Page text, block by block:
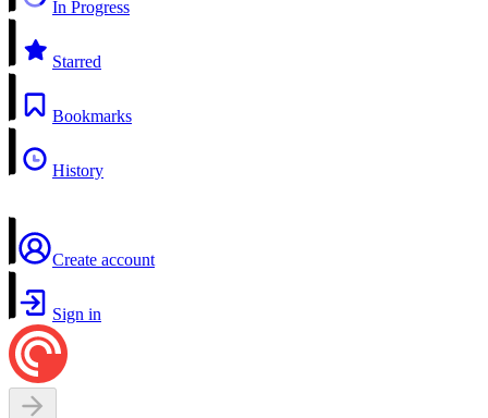
In Progress
Starred
Bookmarks
History
Create account
Sign in